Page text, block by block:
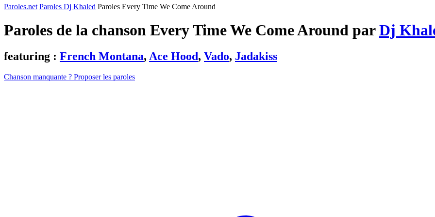
Paroles.net Paroles Dj Khaled Paroles Every Time We Come Around
Paroles de la chanson Every Time We Come Around parDj
featuring : French Montana, Ace Hood, Vado, Jadakiss
Chanson manquante ? Proposer les paroles